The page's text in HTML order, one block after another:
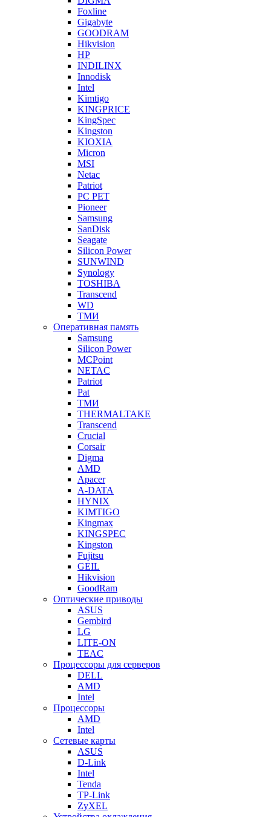
Foxline
Gigabyte
GOODRAM
Hikvision
HP
INDILINX
Innodisk
Intel
Kimtigo
KINGPRICE
KingSpec
Kingston
KIOXIA
Micron
MSI
Netac
Patriot
PC PET
Pioneer
Samsung
SanDisk
Seagate
Silicon Power
SUNWIND
Synology
TOSHIBA
Transcend
WD
ТМИ
Оперативная память
Samsung
Silicon Power
MCPoint
NETAC
Patriot
Pat
ТМИ
THERMALTAKE
Transcend
Crucial
Corsair
Digma
AMD
Apacer
A-DATA
HYNIX
KIMTIGO
Kingmax
KINGSPEC
Kingston
Fujitsu
GEIL
Hikvision
GoodRam
Оптические приводы
ASUS
Gembird
LG
LITE-ON
TEAC
Процессоры для серверов
DELL
AMD
Intel
Процессоры
AMD
Intel
Сетевые карты
ASUS
D-Link
Intel
Tenda
TP-Link
ZyXEL